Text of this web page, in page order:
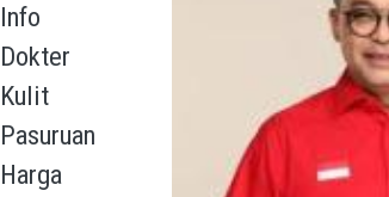
Info
Dokter
Kulit
Pasuruan
Harga